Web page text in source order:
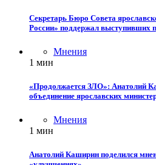
Секретарь Бюро Совета
России» поддержал выступивших
Мнения
1 мин
«Продолжается ЗЛО»: Анатолий
объединение ярославских
Мнения
1 мин
Анатолий Каширин поделился